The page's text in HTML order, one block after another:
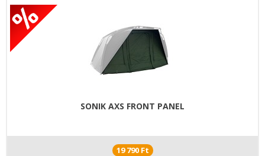
SONIK AXS FRONT PANEL
19 790 Ft